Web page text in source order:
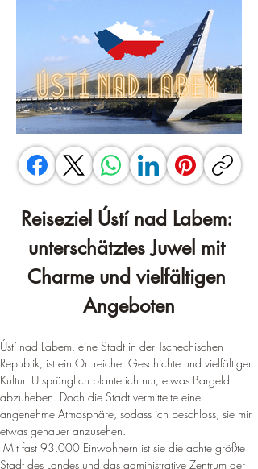
Reiseziel Ústí nad Labem:
unterschätztes Juwel mit
Charme und vielfältigen
Angeboten
Ústí nad Labem, eine Stadt in der Tschechischen
Republik, ist ein Ort reicher Geschichte und vielfältiger
Kultur. Ursprünglich plante ich nur, etwas Bargeld
abzuheben. Doch die Stadt vermittelte eine
angenehme Atmosphäre, sodass ich beschloss, sie mir
etwas genauer anzusehen.
Mit fast 93.000 Einwohnern ist sie die achte größte
Stadt des Landes und das administrative Zentrum der